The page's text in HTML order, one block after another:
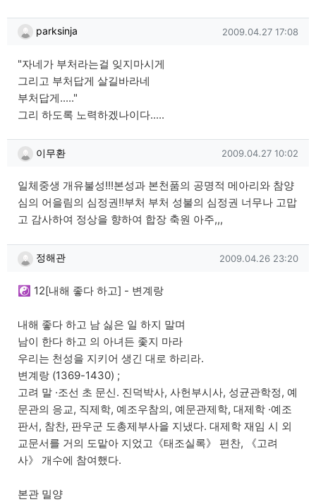
parksinja님의 댓글
parksinja 작성일
2009.04.27 17:08
"자네가 부처라는걸 잊지마시게
그리고 부처답게 살길바라네
부처답게....."
그리 하도록 노력하겠나이다.....
이무환님의 댓글
이무환 작성일
2009.04.27 10:02
일체중생 개유불성!!!본성과 본천품의 공명적 메아리와 참양
심의 어을림의 심정권!!부처 부처 성불의 심정권 너무나 고맙
고 감사하여 정상을 향하여 합장 축원 아주,,,
정해관님의 댓글
정해관 작성일
2009.04.26 23:20
☯ 12[내해 좋다 하고] - 변계랑
내해 좋다 하고 남 싫은 일 하지 말며
남이 한다 하고 의 아녀든 좇지 마라
우리는 천성을 지키어 생긴 대로 하리라.
변계랑 (1369-1430) ;
고려 말 ·조선 초 문신. 진덕박사, 사헌부시사, 성균관학정, 예
문관의 응교, 직제학, 예조우참의, 예문관제학, 대제학 ·예조
판서, 참찬, 판우군 도총제부사을 지냈다. 대제학 재임 시 외
교문서를 거의 도맡아 지었고《태조실록》 편찬, 《고려
사》 개수에 참여했다.
본관 밀양